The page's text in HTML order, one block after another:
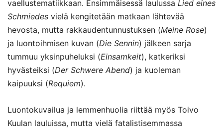
vaellustematiikkaan. Ensimmäisessä laulussa Lied eines
Schmiedes vielä kengitetään matkaan lähtevää
hevosta, mutta rakkaudentunnustuksen (Meine Rose)
ja luontoihmisen kuvan (Die Sennin) jälkeen sarja
tummuu yksinpuheluksi (Einsamkeit), katkeriksi
hyvästeiksi (Der Schwere Abend) ja kuoleman
kaipuuksi (Requiem).
Luontokuvailua ja lemmenhuolia riittää myös Toivo
Kuulan lauluissa, mutta vielä fatalistisemmassa